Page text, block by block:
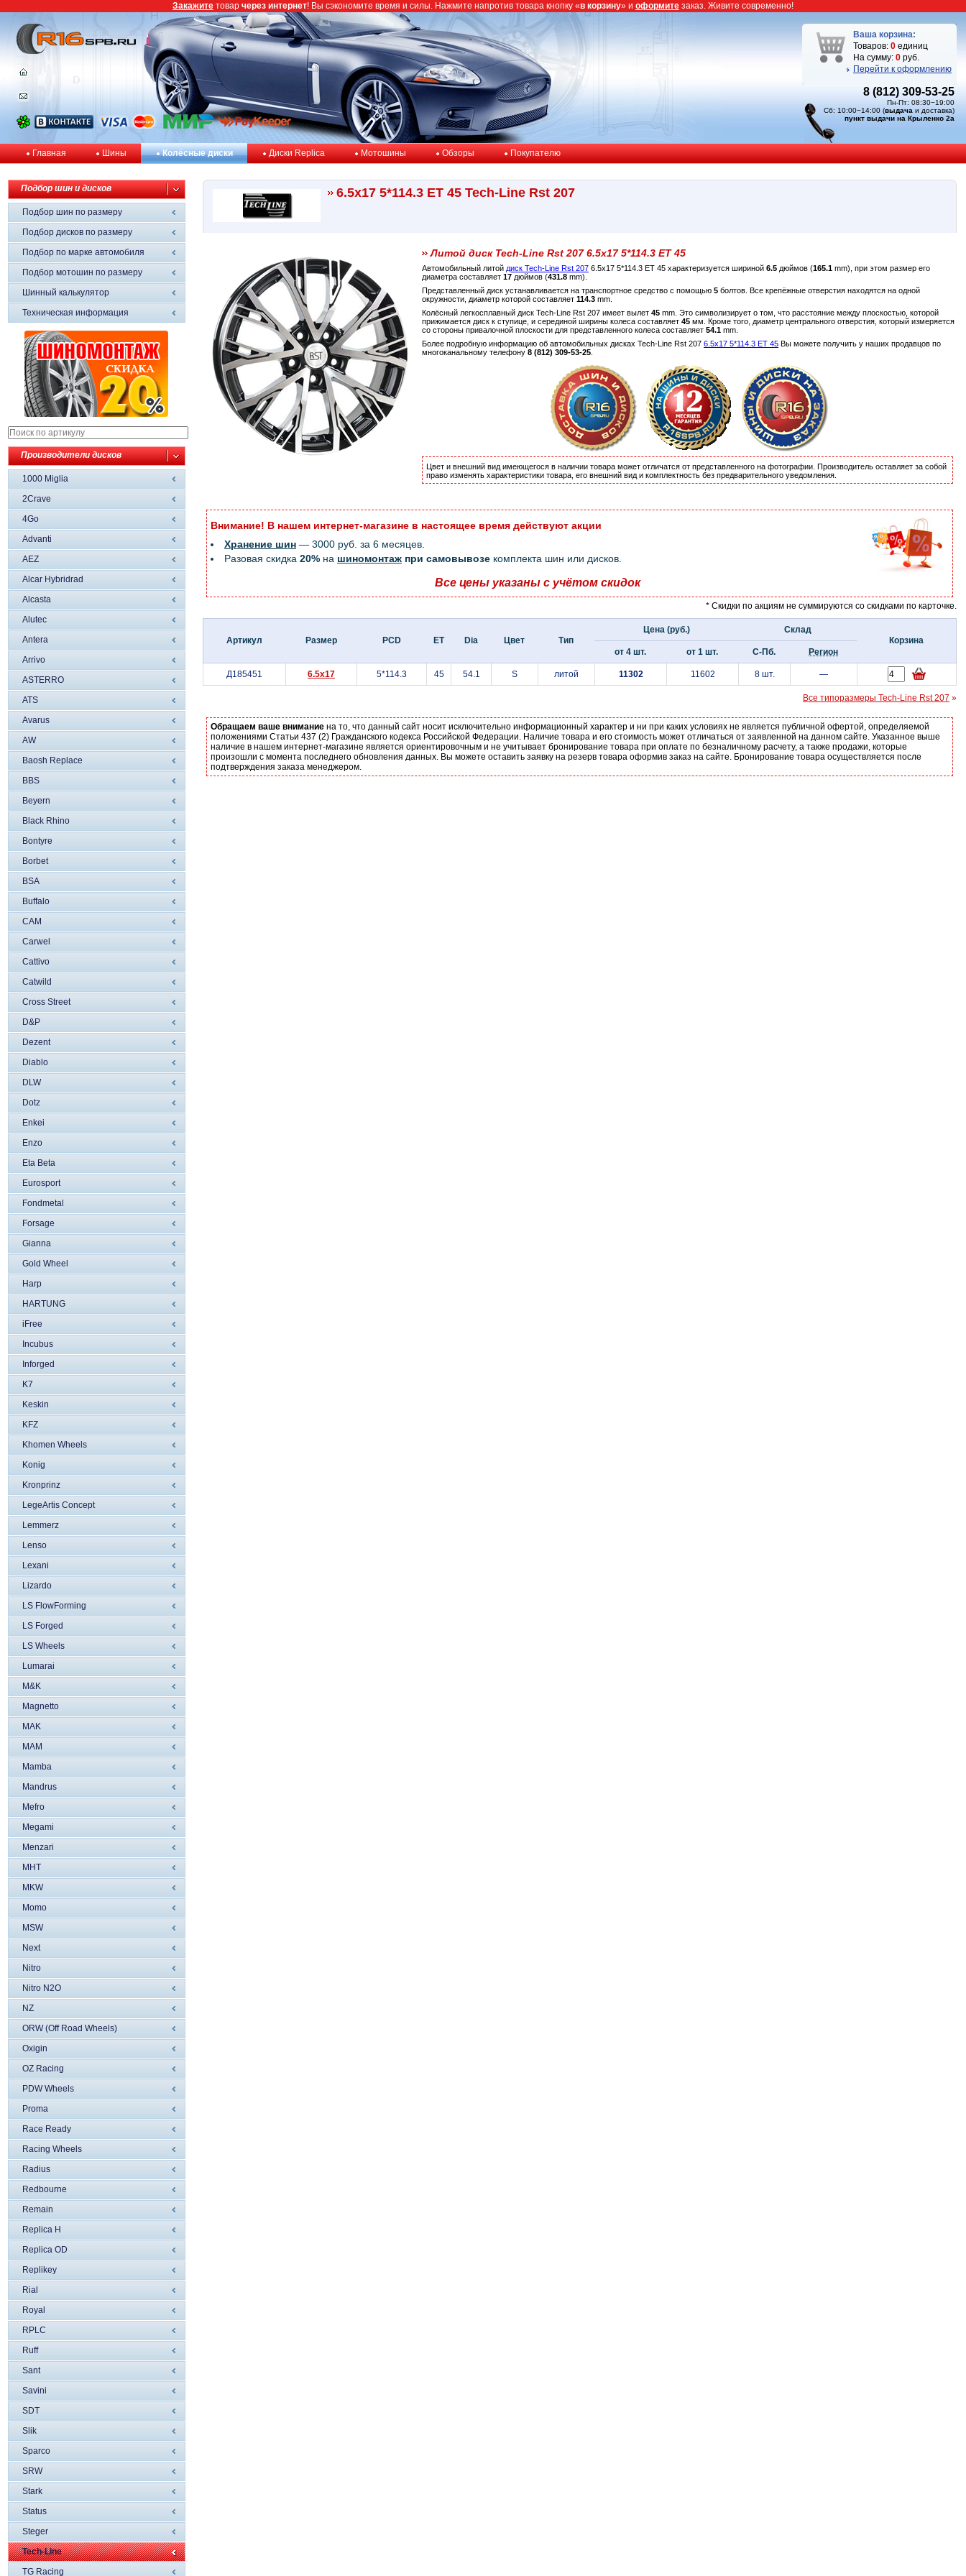
Ваша корзина:
Товаров: 0 единиц
На сумму: 0 руб.
Перейти к оформлению
8 (812) 309-53-25
Пн-Пт: 08:30−19:00
Сб: 10:00−14:00 (выдача и доставка)
пункт выдачи на Крыленко 2а
Главная Шины Колёсные диски Диски Replica Мотошины Обзоры Покупателю
Подбор шин и дисков
Подбор шин по размеру
Подбор дисков по размеру
Подбор по марке автомобиля
Подбор мотошин по размеру
Шинный калькулятор
Техническая информация
Производители дисков
1000 Miglia
2Crave
4Go
Advanti
AEZ
Alcar Hybridrad
Alcasta
Alutec
Antera
Arrivo
ASTERRO
ATS
Avarus
AW
Baosh Replace
BBS
Beyern
Black Rhino
Bontyre
Borbet
BSA
Buffalo
CAM
Carwel
Cattivo
Catwild
Cross Street
D&P
Dezent
Diablo
DLW
Dotz
Enkei
Enzo
Eta Beta
Eurosport
Fondmetal
Forsage
Gianna
Gold Wheel
Harp
HARTUNG
iFree
Incubus
Inforged
K7
Keskin
KFZ
Khomen Wheels
Konig
Kronprinz
LegeArtis Concept
Lemmerz
Lenso
Lexani
Lizardo
LS FlowForming
LS Forged
LS Wheels
Lumarai
M&K
Magnetto
MAK
MAM
Mamba
Mandrus
Mefro
Megami
Menzari
MHT
MKW
Momo
MSW
Next
Nitro
Nitro N2O
NZ
ORW (Off Road Wheels)
Oxigin
OZ Racing
PDW Wheels
Proma
Race Ready
Racing Wheels
Radius
Redbourne
Remain
Replica H
Replica OD
Replikey
Rial
Royal
RPLC
Ruff
Sant
Savini
SDT
Slik
Sparco
SRW
Stark
Status
Steger
Tech-Line
TG Racing
6.5x17 5*114.3 ET 45 Tech-Line Rst 207
Литой диск Tech-Line Rst 207 6.5x17 5*114.3 ET 45
Автомобильный литой диск Tech-Line Rst 207 6.5x17 5*114.3 ET 45 характеризуется шириной 6.5 дюймов (165.1 mm), при этом размер его
диаметра составляет 17 дюймов (431.8 mm).
Представленный диск устанавливается на транспортное средство с помощью 5 болтов. Все крепёжные отверстия находятся на одной
окружности, диаметр которой составляет 114.3 mm.
Колёсный легкосплавный диск Tech-Line Rst 207 имеет вылет 45 mm. Это символизирует о том, что расстояние между плоскостью, которой
прижимается диск к ступице, и серединой ширины колеса составляет 45 мм. Кроме того, диаметр центрального отверстия, который измеряется
со стороны привалочной плоскости для представленного колеса составляет 54.1 mm.
Более подробную информацию об автомобильных дисках Tech-Line Rst 207 6.5x17 5*114.3 ET 45 Вы можете получить у наших продавцов по
многоканальному телефону 8 (812) 309-53-25
Цвет и внешний вид имеющегося в наличии товара может отличатся от представленного на фотографии. Производитель оставляет за собой
право изменять характеристики товара, его внешний вид и комплектность без предварительного уведомления.
Внимание! В нашем интернет-магазине в настоящее время действуют акции
Хранение шин — 3000 руб. за 6 месяцев.
Разовая скидка 20% на шиномонтаж при самовывозе комплекта шин или дисков.
Все цены указаны с учётом скидок
* Скидки по акциям не суммируются со скидками по карточке.
Артикул Размер PCD ET Dia Цвет Тип
Цена (руб.)
Склад
Корзина
от 4 шт.
от 1 шт. С-Пб. Регион
Д185451 6.5x17 5*114.3 45 54.1 S литой 11302 11602 8 шт. —
Все типоразмеры Tech-Line Rst 207 »
Обращаем ваше внимание на то, что данный сайт носит исключительно информационный характер и ни при каких условиях не является публичной офертой, определяемой
положениями Статьи 437 (2) Гражданского кодекса Российской Федерации. Наличие товара и его стоимость может отличаться от заявленной на данном сайте. Указанное выше
наличие в нашем интернет-магазине является ориентировочным и не учитывает бронирование товара при оплате по безналичному расчету, а также продажи, которые
произошли с момента последнего обновления данных. Вы можете оставить заявку на резерв товара оформив заказ на сайте. Бронирование товара осуществляется после
подтверждения заказа менеджером.
Закажите товар через интернет! Вы сэкономите время и силы. Нажмите напротив товара кнопку «в корзину» и оформите заказ. Живите современно!